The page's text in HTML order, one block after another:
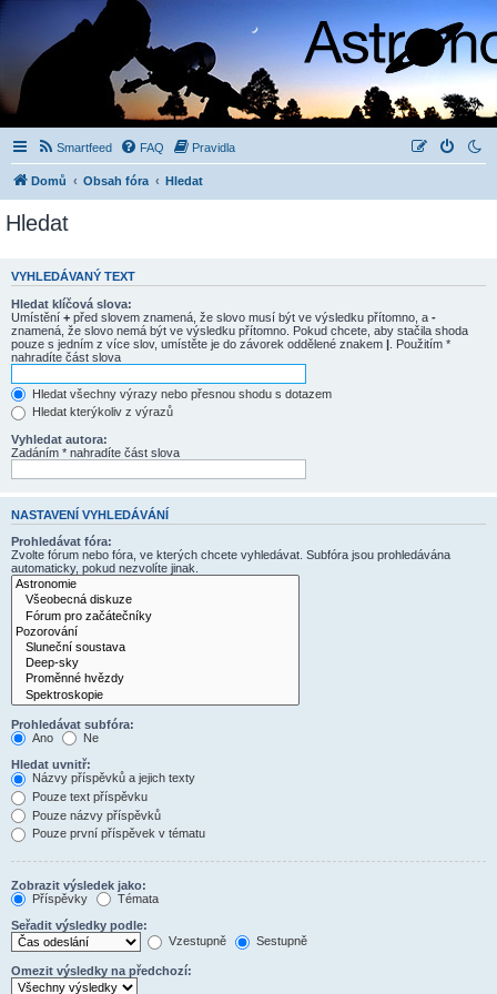
Smartfeed FAQ Pravidla
Domů Obsah fóra Hledat
Hledat
VYHLEDÁVANÝ TEXT
Hledat klíčová slova:
Umístění + před slovem znamená, že slovo musí být ve výsledku přítomno, a -
znamená, že slovo nemá být ve výsledku přítomno. Pokud chcete, aby stačila shoda
pouze s jedním z více slov, umístěte je do závorek oddělené znakem | . Použitím *
nahradíte část slova
Hledat všechny výrazy nebo přesnou shodu s dotazem
Hledat kterýkoliv z výrazů
Vyhledat autora:
Zadáním * nahradíte část slova
NASTAVENÍ VYHLEDÁVÁNÍ
Prohledávat fóra:
Zvolte fórum nebo fóra, ve kterých chcete vyhledávat. Subfóra jsou prohledávána
automaticky, pokud nezvolíte jinak.
Prohledávat subfóra:
Ano
Ne
Hledat uvnitř:
Názvy příspěvků a jejich texty
Pouze text příspěvku
Pouze názvy příspěvků
Pouze první příspěvek v tématu
Zobrazit výsledek jako:
Příspěvky
Témata
Seřadit výsledky podle:
Vzestupně
Sestupně
Omezit výsledky na předchozí: